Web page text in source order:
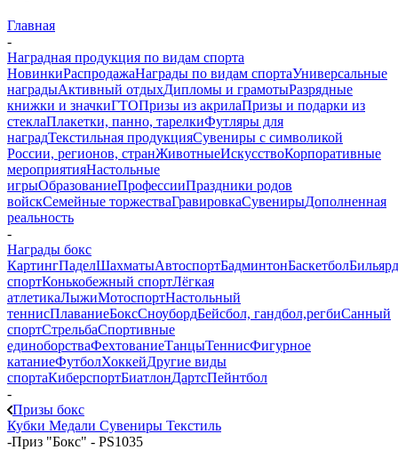
Главная
-
Наградная продукция по видам спорта
НовинкиРаспродажаНаграды по видам спортаУниверсальные
наградыАктивный отдыхДипломы и грамотыРазрядные
книжки и значкиГТОПризы из акрилаПризы и подарки из
стеклаПлакетки, панно, тарелкиФутляры для
наградТекстильная продукцияСувениры с символикой
России, регионов, странЖивотныеИскусствоКорпоративные
мероприятияНастольные
игрыОбразованиеПрофессииПраздники родов
войскСемейные торжестваГравировкаСувенирыДополненная
реальность
-
Награды бокс
КартингПаделШахматыАвтоспортБадминтонБаскетболБильярд
спортКонькобежный спортЛёгкая
атлетикаЛыжиМотоспортНастольный
теннисПлаваниеБоксСноубордБейсбол, гандбол,регбиСанный
спортСтрельбаСпортивные
единоборстваФехтованиеТанцыТеннисФигурное
катаниеФутболХоккейДругие виды
спортаКиберспортБиатлонДартсПейнтбол
-
Призы бокс
Кубки Медали Сувениры Текстиль
-Приз "Бокс" - PS1035